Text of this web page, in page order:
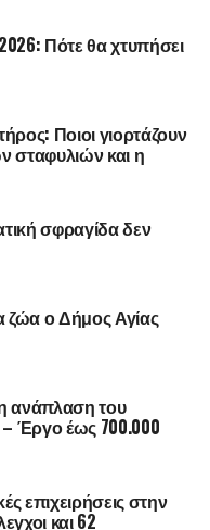
Πότε θα χτυπήσει
Ποιοι γιορτάζουν
σταφυλιών και η
σφραγίδα δεν
ο Δήμος Αγίας
ανάπλαση του
– Έργο έως 700.000
επιχειρήσεις στην
και 62